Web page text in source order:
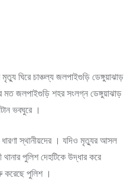
ঘিরে চাঞ্চল্য জলপাইগুড়ি ডেঙ্গুয়াঝাড়
মত জলপাইগুড়ি শহর সংলগ্ন ডেঙ্গুয়াঝাড়
ভবঘুরে ।
ধারণা স্থানীয়দের । যদিও মৃত্যুর আসল
পুলিশ দেহটিকে উদ্ধার করে
করেছে পুলিশ ।